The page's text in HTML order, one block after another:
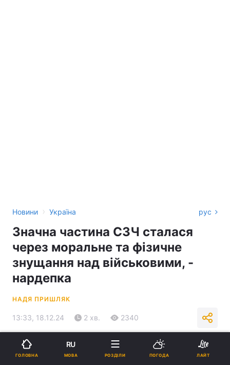
Новини › Україна рус
Значна частина СЗЧ сталася
через моральне та фізичне
знущання над військовими, -
нардепка
НАДЯ ПРИШЛЯК
13:33, 18.12.24 2 хв. 2340
Підпишіться на нас в Google
ГОЛОВНА
RU
МОВА РОЗДІЛИ ПОГОДА ЛАЙТ